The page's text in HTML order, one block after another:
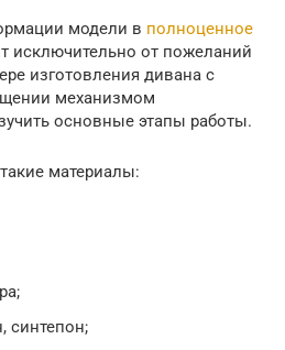
модели в полноценное
исключительно от пожеланий
изготовления дивана с
механизмом
основные этапы работы.
материалы:
синтепон;